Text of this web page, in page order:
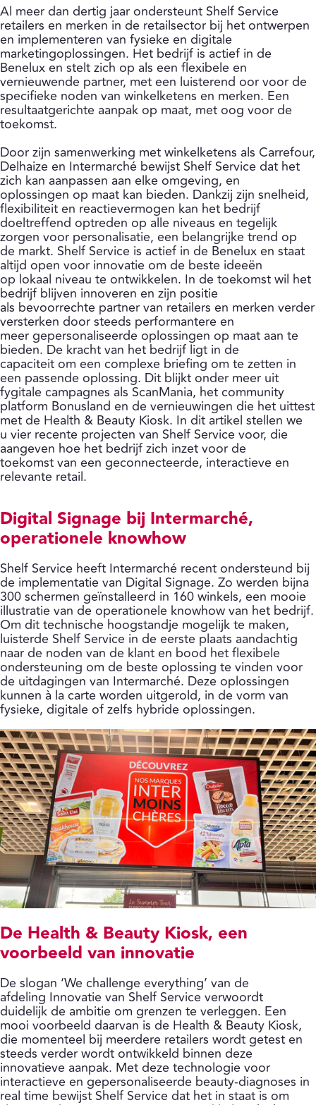
Al meer dan dertig jaar ondersteunt Shelf Service
retailers en merken in de retailsector bij het ontwerpen
en implementeren van fysieke en digitale
marketingoplossingen. Het bedrijf is actief in de
Benelux en stelt zich op als een flexibele en
vernieuwende partner, met een luisterend oor voor de
specifieke noden van winkelketens en merken. Een
resultaatgerichte aanpak op maat, met oog voor de
toekomst.
Door zijn samenwerking met winkelketens als Carrefour,
Delhaize en Intermarché bewijst Shelf Service dat het
zich kan aanpassen aan elke omgeving, en
oplossingen op maat kan bieden. Dankzij zijn snelheid,
flexibiliteit en reactievermogen kan het bedrijf
doeltreffend optreden op alle niveaus en tegelijk
zorgen voor personalisatie, een belangrijke trend op
de markt. Shelf Service is actief in de Benelux en staat
altijd open voor innovatie om de beste ideeën
op lokaal niveau te ontwikkelen. In de toekomst wil het
bedrijf blijven innoveren en zijn positie
als bevoorrechte partner van retailers en merken verder
versterken door steeds performantere en
meer gepersonaliseerde oplossingen op maat aan te
bieden. De kracht van het bedrijf ligt in de
capaciteit om een complexe briefing om te zetten in
een passende oplossing. Dit blijkt onder meer uit
fygitale campagnes als ScanMania, het community
platform Bonusland en de vernieuwingen die het uittest
met de Health & Beauty Kiosk. In dit artikel stellen we
u vier recente projecten van Shelf Service voor, die
aangeven hoe het bedrijf zich inzet voor de
toekomst van een geconnecteerde, interactieve en
relevante retail.
Digital Signage bij Intermarché,
operationele knowhow
Shelf Service heeft Intermarché recent ondersteund bij
de implementatie van Digital Signage. Zo werden bijna
300 schermen geïnstalleerd in 160 winkels, een mooie
illustratie van de operationele knowhow van het bedrijf.
Om dit technische hoogstandje mogelijk te maken,
luisterde Shelf Service in de eerste plaats aandachtig
naar de noden van de klant en bood het flexibele
ondersteuning om de beste oplossing te vinden voor
de uitdagingen van Intermarché. Deze oplossingen
kunnen à la carte worden uitgerold, in de vorm van
fysieke, digitale of zelfs hybride oplossingen.
De Health & Beauty Kiosk, een
voorbeeld van innovatie
De slogan ‘We challenge everything’ van de
afdeling Innovatie van Shelf Service verwoordt
duidelijk de ambitie om grenzen te verleggen. Een
mooi voorbeeld daarvan is de Health & Beauty Kiosk,
die momenteel bij meerdere retailers wordt getest en
steeds verder wordt ontwikkeld binnen deze
innovatieve aanpak. Met deze technologie voor
interactieve en gepersonaliseerde beauty-diagnoses in
real time bewijst Shelf Service dat het in staat is om